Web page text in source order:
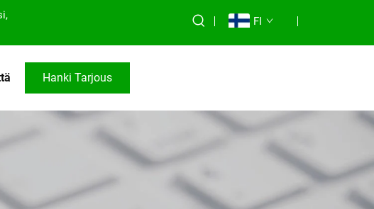
FI
Hanki Tarjous